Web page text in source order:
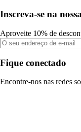
Inscreva-se na
Aproveite 10% de
Fique conectado
Encontre-nos nas redes